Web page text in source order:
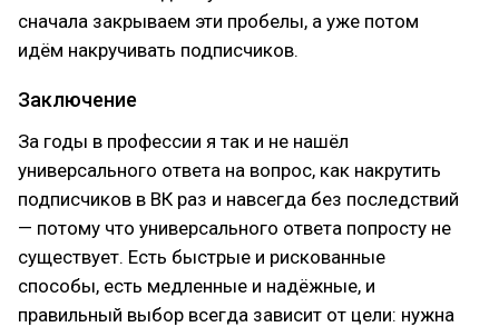
сначала закрываем эти пробелы, а уже потом
идём накручивать подписчиков.
Заключение
За годы в профессии я так и не нашёл
универсального ответа на вопрос, как накрутить
подписчиков в ВК раз и навсегда без последствий
— потому что универсального ответа попросту не
существует. Есть быстрые и рискованные
способы, есть медленные и надёжные, и
правильный выбор всегда зависит от цели: нужна